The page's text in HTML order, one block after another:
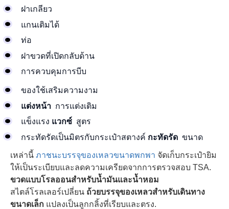
ฝาเกลียว
แกนเติมได้
ท่อ
ฝาขวดที่เปิดกลับด้าน
การควบคุมการบีบ
ของใช้เสริมความงาม
แต่งหน้า การแต่งเติม
แข็งแรง แวกซ์ สูตร
กระทัดรัดเป็นมิตรกับกระเป๋าสตางค์ กะทัดรัด ขนาด
เหล่านี้ ภาชนะบรรจุของเหลวขนาดพกพา จัดเก็บกระเป๋ายิม
ให้เป็นระเบียบและลดความเครียดจากการตรวจสอบ TSA.
ขวดแบบโรลออนสำหรับน้ำมันและน้ำหอม
สไตล์โรลเลอร์เปลี่ยน ถ้วยบรรจุของเหลวสำหรับเดินทาง
ขนาดเล็ก แปลงเป็นลูกกลิ้งที่เรียบและตรง.